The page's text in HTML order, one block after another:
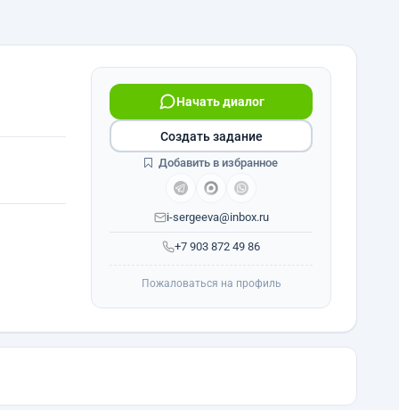
+7 903 872 49 86
Начать диалог
i-sergeeva@inbox.ru
Создать задание
Добавить в избранное
Пожаловаться на профиль